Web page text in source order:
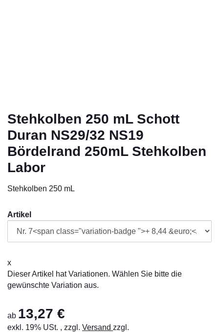
Stehkolben 250 mL Schott
Duran NS29/32 NS19
Bördelrand 250mL Stehkolben
Labor
Stehkolben 250 mL
Artikel
x
Dieser Artikel hat Variationen. Wählen Sie bitte die
gewünschte Variation aus.
ab 13,27 €
exkl. 19% USt. , zzgl. Versand zzgl.